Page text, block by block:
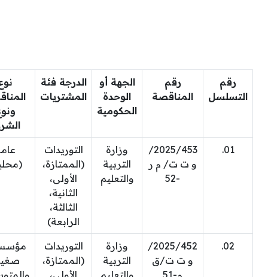
رقم
التسلسل
رقم
المناقصة
الجهة أو
الوحدة
الحكومية
الدرجة فئة
المشتريات
01.
2025/453/
و ت ت/ م ر
-52
وزارة
التربية
والتعليم
التوريدات
(الممتازة،
الأولى،
الثانية،
الثالثة،
الرابعة)
02.
2025/452/
و ت ت/ق
م-51
وزارة
التربية
والتعليم
التوريدات
(الممتازة،
الأولى،